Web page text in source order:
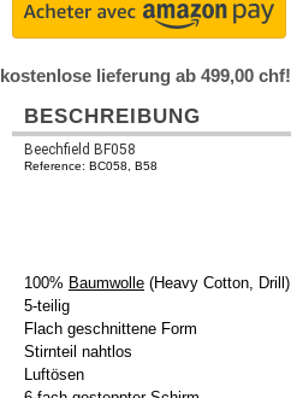
kostenlose lieferung ab 499,00 chf!
BESCHREIBUNG
Beechfield BF058
Reference: BC058, B58
100% Baumwolle (Heavy Cotton, Drill)
5-teilig
Flach geschnittene Form
Stirnteil nahtlos
Luftösen